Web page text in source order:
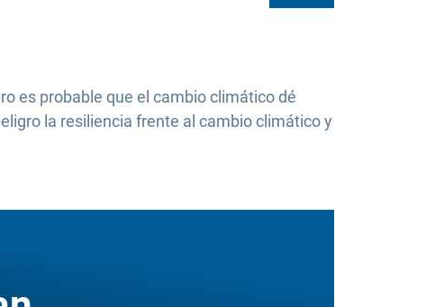
es probable que el cambio climático dé
la resiliencia frente al cambio climático y